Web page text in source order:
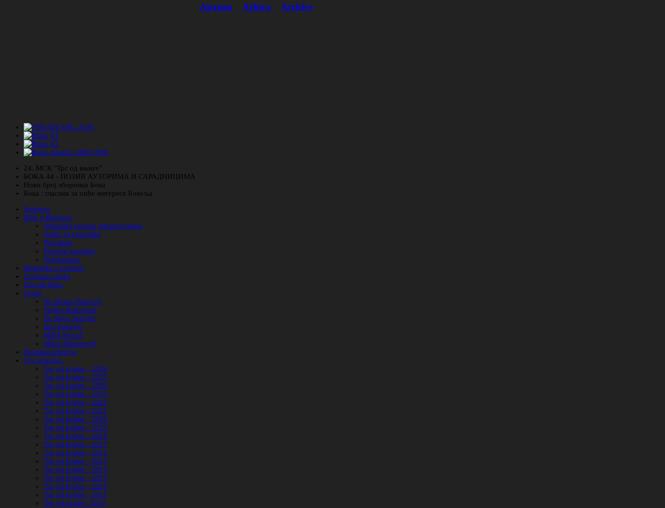
Архива Arhiva Archive
24. МСК "Трг од књиге"
БОКА 44 - ПОЗИВ АУТОРИМА И САРАДНИЦИМА
Нови број зборника Бока
Бока : гласник за опће интересе Бокеља
Naslovna
Riječ o Biblioteci
Slobodan pristup informacijama
Vodič za korisnike
Pravilnici
Projekti saradnje
Dokumenta
Biblioteka u prošlosti
Zavičajna zbirka
Zbornik Boka
Legati
Dr Dušan Petković
Veljko Radojević
Dr Sanja Subotić
Ilija Zeković
Miloš Kovač
Miraš Martinović
Digitalna kolekcija
Trg od knjige
Trg od knjige - 2026
Trg od knjige - 2025
Trg od knjige - 2024
Trg od knjige - 2023
Trg od knjige - 2022
Trg od knjige - 2021
Trg od knjige - 2020
Trg od knjige - 2019
Trg od knjige - 2018
Trg od knjige - 2017
Trg od knjige - 2016
Trg od knjige - 2015
Trg od knjige - 2014
Trg od knjige - 2013
Trg od knjige - 2012
Trg od knjige - 2011
Trg od knjige- 2010